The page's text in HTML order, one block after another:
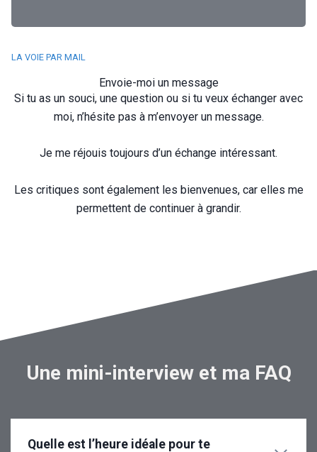
LA VOIE PAR MAIL
Envoie-moi un message
Si tu as un souci, une question ou si tu veux échanger avec
moi, n’hésite pas à m’envoyer un message.
Je me réjouis toujours d’un échange intéressant.
Les critiques sont également les bienvenues, car elles me
permettent de continuer à grandir.
Une mini-interview et ma FAQ
Quelle est l’heure idéale pour te